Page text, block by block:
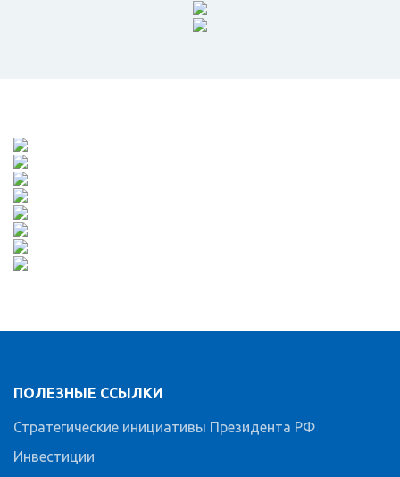
ПОЛЕЗНЫЕ ССЫЛКИ
Стратегические инициативы Президента РФ
Инвестиции